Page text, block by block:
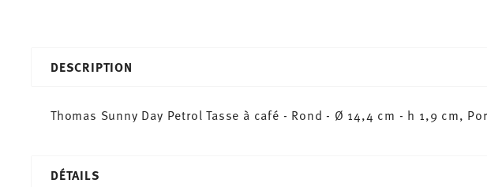
DESCRIPTION
Thomas Sunny Day Petrol Tasse à café - Rond - Ø 14,4 cm - h 1,9 cm,
DÉTAILS